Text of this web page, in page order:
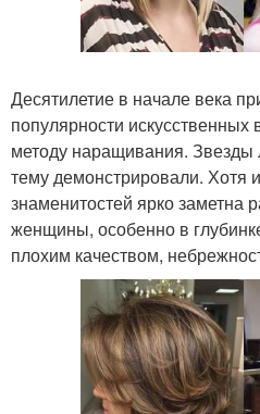
Десятилетие в начале века
популярности
методу наращивания. Звезды
тему демонстрировали. Хотя
знаменитостей ярко
женщины, особенно в
плохим качеством,